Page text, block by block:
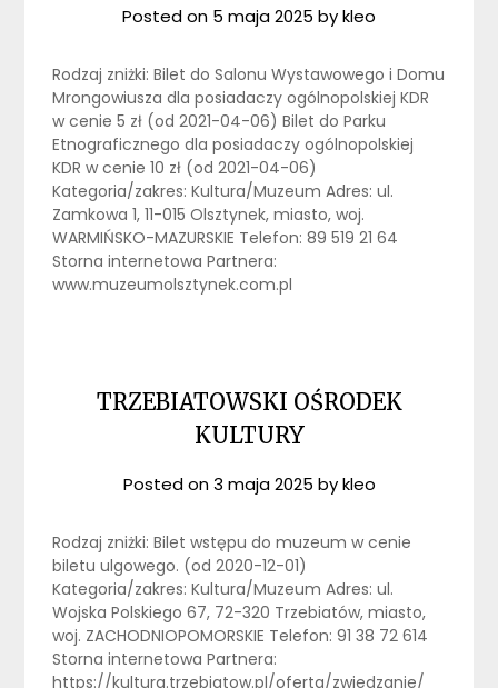
Posted on 5 maja 2025 bykleo
Rodzaj zniżki: Bilet do Salonu Wystawowego i Domu
Mrongowiusza dla posiadaczy ogólnopolskiej KDR
w cenie 5 zł (od 2021-04-06) Bilet do Parku
Etnograficznego dla posiadaczy ogólnopolskiej
KDR w cenie 10 zł (od 2021-04-06)
Kategoria/zakres: Kultura/Muzeum Adres: ul.
Zamkowa 1, 11-015 Olsztynek, miasto, woj.
WARMIŃSKO-MAZURSKIE Telefon: 89 519 21 64
Storna internetowa Partnera:
www.muzeumolsztynek.com.pl
TRZEBIATOWSKI OŚRODEK
KULTURY
Posted on3 maja 2025 bykleo
Rodzaj zniżki: Bilet wstępu do muzeum w cenie
biletu ulgowego. (od 2020-12-01)
Kategoria/zakres: Kultura/Muzeum Adres: ul.
Wojska Polskiego 67, 72-320 Trzebiatów, miasto,
woj. ZACHODNIOPOMORSKIE Telefon: 91 38 72 614
Storna internetowa Partnera:
https://kultura.trzebiatow.pl/oferta/zwiedzanie/